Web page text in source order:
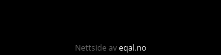
Nettside av eqal.no